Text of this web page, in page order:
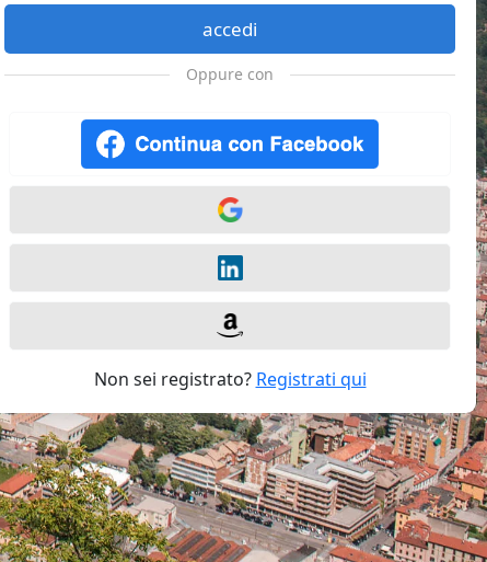
accedi
Oppure con
Non sei registrato? Registrati qui